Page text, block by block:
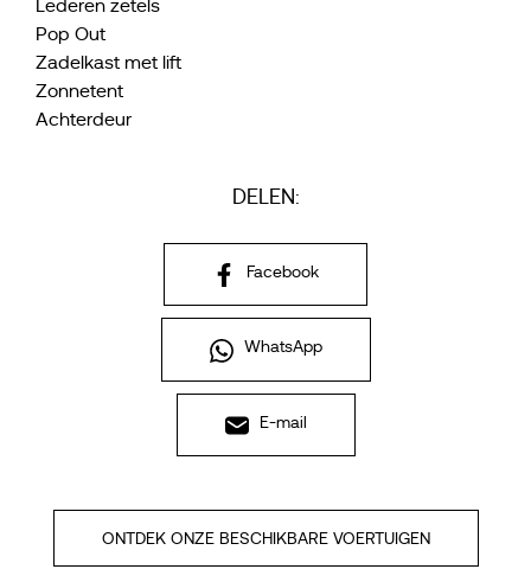
Lederen zetels
Pop Out
Zadelkast met lift
Zonnetent
Achterdeur
DELEN:
Facebook
WhatsApp
E-mail
ONTDEK ONZE BESCHIKBARE VOERTUIGEN